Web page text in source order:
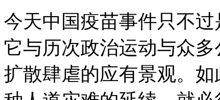
今天中国疫苗事件只不
它与历次政治运动与众
扩散肆虐的应有景观。